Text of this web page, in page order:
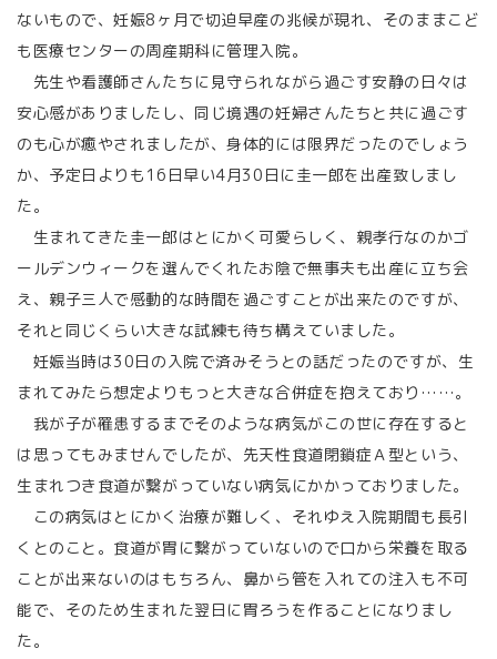
ないもので、妊娠8ヶ月で切迫早産の兆候が現れ、そのままこど
も医療センターの周産期科に管理入院。
先生や看護師さんたちに見守られながら過ごす安静の日々は
安心感がありましたし、同じ境遇の妊婦さんたちと共に過ごす
のも心が癒やされましたが、身体的には限界だったのでしょう
か、予定日よりも16日早い4月30日に圭一郎を出産致しまし
た。
生まれてきた圭一郎はとにかく可愛らしく、親孝行なのかゴ
ールデンウィークを選んでくれたお陰で無事夫も出産に立ち会
え、親子三人で感動的な時間を過ごすことが出来たのですが、
それと同じくらい大きな試練も待ち構えていました。
妊娠当時は30日の入院で済みそうとの話だったのですが、生
まれてみたら想定よりもっと大きな合併症を抱えており……。
我が子が罹患するまでそのような病気がこの世に存在すると
は思ってもみませんでしたが、先天性食道閉鎖症Ａ型という、
生まれつき食道が繋がっていない病気にかかっておりました。
この病気はとにかく治療が難しく、それゆえ入院期間も長引
くとのこと。食道が胃に繋がっていないので口から栄養を取る
ことが出来ないのはもちろん、鼻から管を入れての注入も不可
能で、そのため生まれた翌日に胃ろうを作ることになりまし
た。